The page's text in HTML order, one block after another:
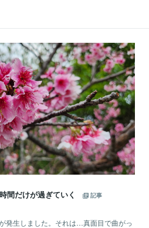
間だけが過ぎていく
記事
発生しました。それは…真面目で曲がっ